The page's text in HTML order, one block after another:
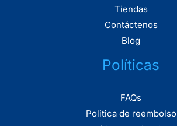
Tiendas
Contáctenos
Blog
Políticas
FAQs
Politica de reembolso